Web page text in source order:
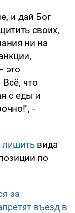
и дай Бог
своих,
ни на
это
что
с еды и
-
лишить вида
по
за
въезд в